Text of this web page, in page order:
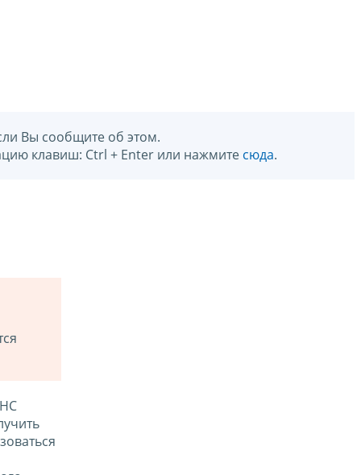
Вы сообщите об этом.
клавиш: Ctrl + Enter или нажмите сюда.